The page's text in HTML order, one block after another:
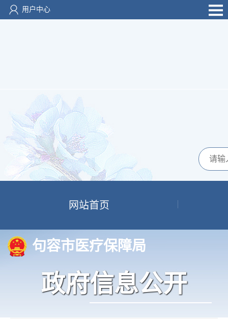
用户中心
网站首页
句容市医疗保障局
政府信息公开